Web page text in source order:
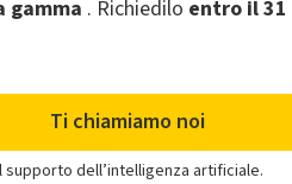
gamma .​ Richiedilo entro il 31
Ti chiamiamo noi
dell’intelligenza artificiale.